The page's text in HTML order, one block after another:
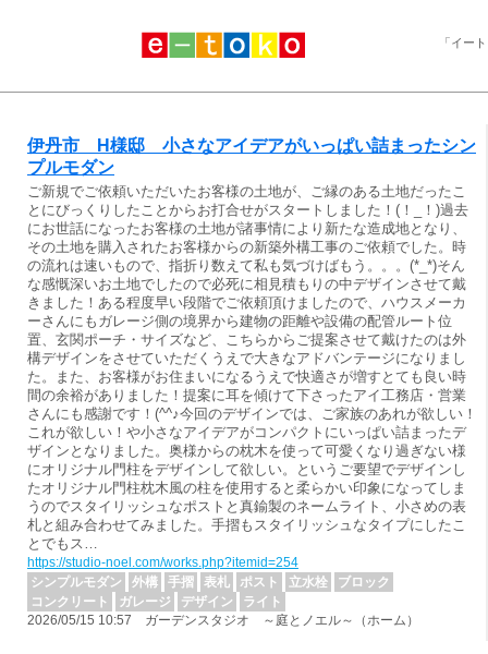
「イー
伊丹市 H様邸 小さなアイデアがいっぱい詰まったシン
プルモダン
ご新規でご依頼いただいたお客様の土地が、ご縁のある土地だったこ
とにびっくりしたことからお打合せがスタートしました！(！_！)過去
にお世話になったお客様の土地が諸事情により新たな造成地となり、
その土地を購入されたお客様からの新築外構工事のご依頼でした。時
の流れは速いもので、指折り数えて私も気づけばもう。。。(*_*)そん
な感慨深いお土地でしたので必死に相見積もりの中デザインさせて戴
きました！ある程度早い段階でご依頼頂けましたので、ハウスメーカ
ーさんにもガレージ側の境界から建物の距離や設備の配管ルート位
置、玄関ポーチ・サイズなど、こちらからご提案させて戴けたのは外
構デザインをさせていただくうえで大きなアドバンテージになりまし
た。また、お客様がお住まいになるうえで快適さが増すとても良い時
間の余裕がありました！提案に耳を傾けて下さったアイ工務店・営業
さんにも感謝です！(^^♪今回のデザインでは、ご家族のあれが欲しい！
これが欲しい！や小さなアイデアがコンパクトにいっぱい詰まったデ
ザインとなりました。奥様からの枕木を使って可愛くなり過ぎない様
にオリジナル門柱をデザインして欲しい。というご要望でデザインし
たオリジナル門柱枕木風の柱を使用すると柔らかい印象になってしま
うのでスタイリッシュなポストと真鍮製のネームライト、小さめの表
札と組み合わせてみました。手摺もスタイリッシュなタイプにしたこ
とでもス…
https://studio-noel.com/works.php?itemid=254
シンプルモダン
外構 手摺 表札 ポスト 立水栓
ブロック
コンクリート
ガレージ デザイン
ライト
2026/05/15 10:57 ガーデンスタジオ ～庭とノエル～（ホーム）